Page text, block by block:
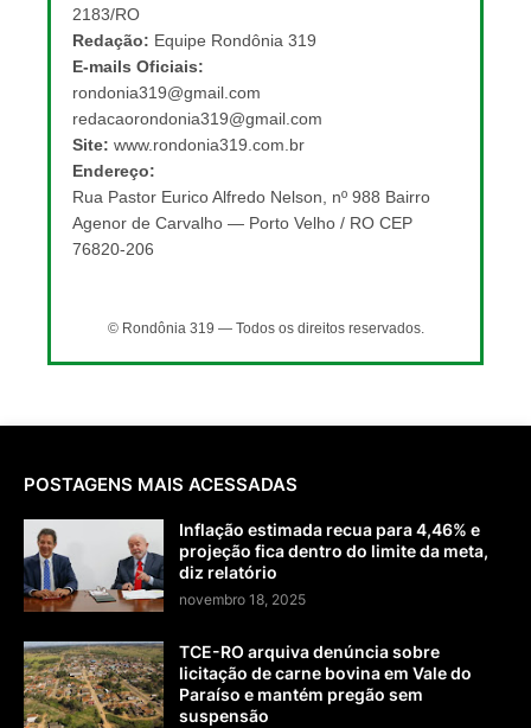
2183/RO
Redação: Equipe Rondônia 319
E-mails Oficiais:
rondonia319@gmail.com
redacaorondonia319@gmail.com
Site: www.rondonia319.com.br
Endereço:
Rua Pastor Eurico Alfredo Nelson, nº 988 Bairro
Agenor de Carvalho — Porto Velho / RO CEP
76820-206
© Rondônia 319 — Todos os direitos reservados.
POSTAGENS MAIS ACESSADAS
Inflação estimada recua para 4,46% e
projeção fica dentro do limite da meta,
diz relatório
novembro 18, 2025
TCE-RO arquiva denúncia sobre
licitação de carne bovina em Vale do
Paraíso e mantém pregão sem
suspensão